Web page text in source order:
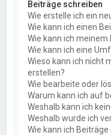
Beiträge schreiben
Wie erstelle ich ein
Wie kann ich einen
Wie kann ich
Wie kann ich eine
Wieso kann ich nicht
erstellen?
Wie bearbeite oder
Warum kann ich auf
Weshalb kann ich
Weshalb wurde ich
Wie kann ich